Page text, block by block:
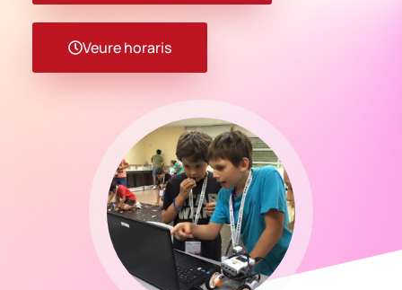
Veure horaris